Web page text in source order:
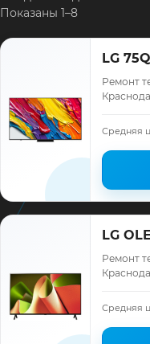
Показаны 1–8
LG
Ремонт
Средняя
LG
Ремонт
Средняя